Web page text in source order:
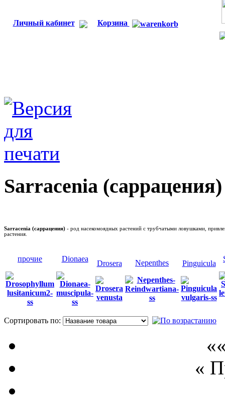
Личный кабинет Корзина
Sarracenia
Sarracenia (саррацения) - род насекомоядных растений с трубчатыми ловушками,
растения.
прочие Dionaea
Drosera Nepenthes Pinguicula
Сортировать по:
«